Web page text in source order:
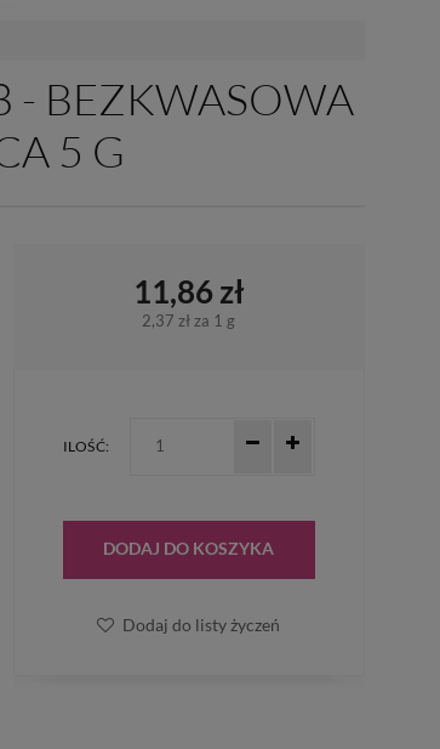
- BEZKWASOWA
5 G
11,86 zł
2,37 zł za 1 g
ILOŚĆ:
DODAJ DO KOSZYKA
Dodaj do listy życzeń